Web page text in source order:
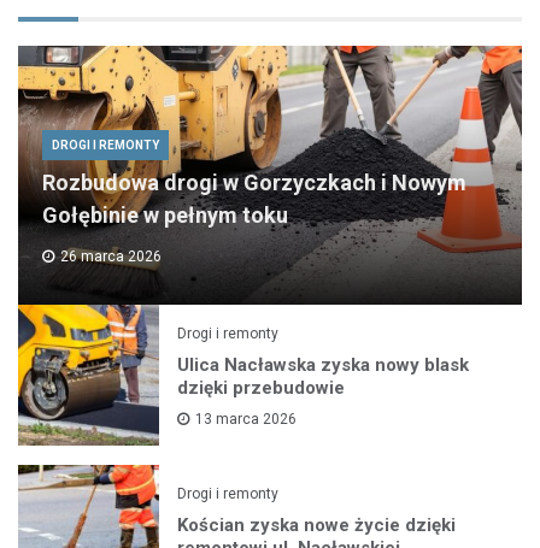
DROGI I REMONTY
Rozbudowa drogi w Gorzyczkach i Nowym
Gołębinie w pełnym toku
26 marca 2026
Drogi i remonty
Ulica Nacławska zyska nowy blask
dzięki przebudowie
13 marca 2026
Drogi i remonty
Kościan zyska nowe życie dzięki